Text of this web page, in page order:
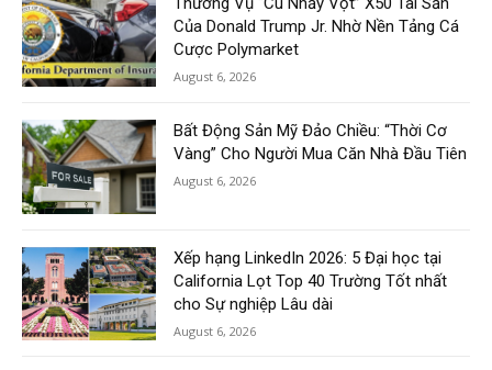
Của Donald Trump Jr. Nhờ Nền Tảng Cá
Cược Polymarket
August 6, 2026
Bất Động Sản Mỹ Đảo Chiều: “Thời Cơ
Vàng” Cho Người Mua Căn Nhà Đầu Tiên
August 6, 2026
Xếp hạng LinkedIn 2026: 5 Đại học tại
California Lọt Top 40 Trường Tốt nhất
cho Sự nghiệp Lâu dài
August 6, 2026